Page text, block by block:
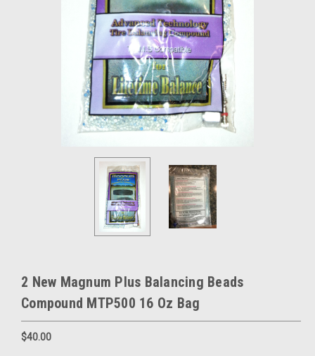
2 New Magnum Plus Balancing Beads
Compound MTP500 16 Oz Bag
$40.00